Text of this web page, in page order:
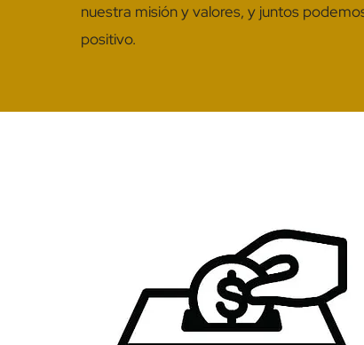
nuestra misión y valores, y juntos
positivo.